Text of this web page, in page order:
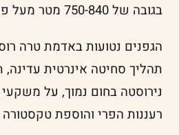
בגובה של 750-840 מטר מעל פני הים.
הגפנים נטועות באדמת טרה
תהליך סחיטה אינרטית עדינה,
נירוסטה בחום נמוך, על
רעננות הפרי והוספת